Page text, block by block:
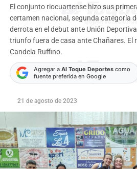
El conjunto riocuartense hizo sus
certamen nacional, segunda categoría
derrota en el debut ante Unión
triunfo fuera de casa ante Chañares. El
Candela Ruffino.
Agregar a Al Toque Deportescomo
fuente preferida en Google
21 de agosto de 2023